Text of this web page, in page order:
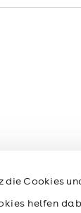
die Cookies
helfen